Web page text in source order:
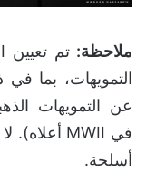
ملاحظة:
التمويهات، بما
عن التمويهات
أسلحة.